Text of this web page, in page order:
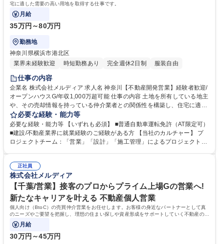
宅に適した需要の高い用地を取得する仕事です。
月給
35万円～80万円
勤務地
神奈川県横浜市港北区
業界未経験歓迎
時短勤務あり 完全週休2日制 服装自由
仕事の内容
企業名 株式会社メルディア 求人名 神奈川【不動産開発営業】経験者歓迎/
オープンハウスG/年収1,000万超可能 仕事の内容 土地を所有している地主
や、その売却情報を持っている仲介業者との関係性を構築し、住宅に適し
た需要の高い用地を取得する仕事です。 【具体的な業務内容】 ■売主様と
の関係構築・ヒアリング ■周辺の地域環境の調査・確認 ■価格相場から試
算した仕入価格の設定 ■地域将来性(開発計画)の確認 ■用地造成・行政と
の交渉 募集職種 神奈川【不動産開発営業】経験者歓迎/オープンハウスG/
必要な経験・能力等
必要な経験・能力等 【いずれも必須】 ■普通自動車運転免許（AT限定可）
■建設/不動産業界に就業経験のご経験がある方 【当社のカルチャー】 プ
ロジェクトチーム：「営業」「設計」「施工管理」によるプロジェクトチ
とで、それぞれの業種の経験だけでは身につかない、幅広い知識とスキル
を身につけることができます。 学歴・資格 学歴：大学院 大学 高専 短大
専修学校 高校 語学力： 資格：第一種運転免許普通自動車
正社員
株式会社メルディア
【千葉/営業】接客のプロからプライム上場Gの営業へ!
新たなキャリアを叶える 不動産個人営業
個人向け（BtoC）の売買仲介営業をお任せします。お客様の身近なパートナーとして真
のニーズやご要望を把握し、理想の住まい探しや資産形成をサポートしていく不動産のプ
ロフェッショナルとしての仕事です。
月給
30万円～45万円